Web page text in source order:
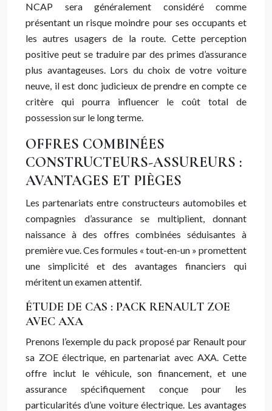
NCAP sera généralement considéré comme
présentant un risque moindre pour ses occupants et
les autres usagers de la route. Cette perception
positive peut se traduire par des primes d’assurance
plus avantageuses. Lors du choix de votre voiture
neuve, il est donc judicieux de prendre en compte ce
critère qui pourra influencer le coût total de
possession sur le long terme.
OFFRES COMBINÉES
CONSTRUCTEURS-ASSUREURS :
AVANTAGES ET PIÈGES
Les partenariats entre constructeurs automobiles et
compagnies d’assurance se multiplient, donnant
naissance à des offres combinées séduisantes à
première vue. Ces formules « tout-en-un » promettent
une simplicité et des avantages financiers qui
méritent un examen attentif.
ÉTUDE DE CAS : PACK RENAULT ZOE
AVEC AXA
Prenons l’exemple du pack proposé par Renault pour
sa ZOE électrique, en partenariat avec AXA. Cette
offre inclut le véhicule, son financement, et une
assurance spécifiquement conçue pour les
particularités d’une voiture électrique. Les avantages